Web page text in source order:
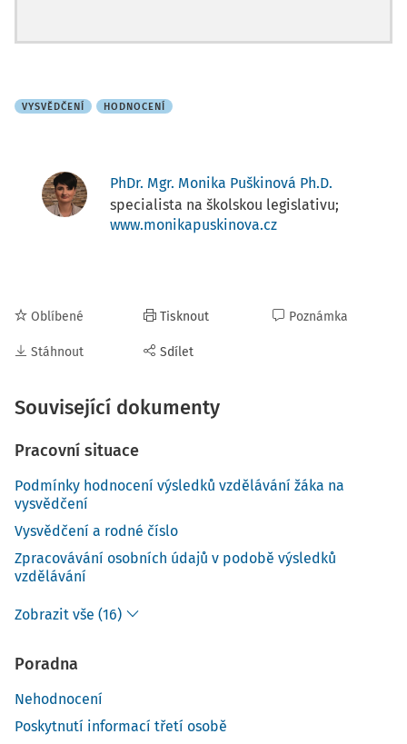
VYSVĚDČENÍ HODNOCENÍ
PhDr. Mgr. Monika Puškinová Ph.D.
specialista na školskou legislativu;
www.monikapuskinova.cz
Oblíbené
Stáhnout
Tisknout
Sdílet
Poznámka
Související dokumenty
Pracovní situace
Podmínky hodnocení výsledků vzdělávání žáka na
vysvědčení
Vysvědčení a rodné číslo
Zpracovávání osobních údajů v podobě výsledků
vzdělávání
Zobrazit vše (16)
Poradna
Nehodnocení
Poskytnutí informací třetí osobě